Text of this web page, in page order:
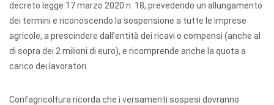
decreto legge 17 marzo 2020 n. 18, prevedendo un allungamento
dei termini e riconoscendo la sospensione a tutte le imprese
agricole, a prescindere dall’entità dei ricavi o compensi (anche al
di sopra dei 2 milioni di euro), e ricomprende anche la quota a
carico dei lavoratori.
Confagricoltura ricorda che i versamenti sospesi dovranno